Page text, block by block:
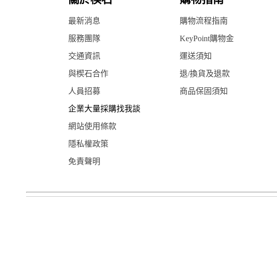
最新消息 購物流程指南
服務團隊 KeyPoint購物金
交通資訊 運送須知
與楔石合作 退/換貨及退款
人員招募 商品保固須知
企業大量採購找我談
網站使用條款
隱私權政策
免責聲明